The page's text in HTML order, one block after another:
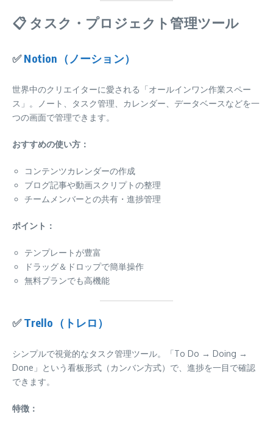
📋 タスク・プロジェクト管理ツール
✅Notion（ノーション）
世界中のクリエイターに愛される「オールインワン作業スペー
ス」。ノート、タスク管理、カレンダー、データベースなどを一
つの画面で管理できます。
おすすめの使い方：
コンテンツカレンダーの作成
ブログ記事や動画スクリプトの整理
チームメンバーとの共有・進捗管理
ポイント：
テンプレートが豊富
ドラッグ＆ドロップで簡単操作
無料プランでも高機能
✅Trello（トレロ）
シンプルで視覚的なタスク管理ツール。「To Do → Doing →
Done」という看板形式（カンバン方式）で、進捗を一目で確認
できます。
特徴：